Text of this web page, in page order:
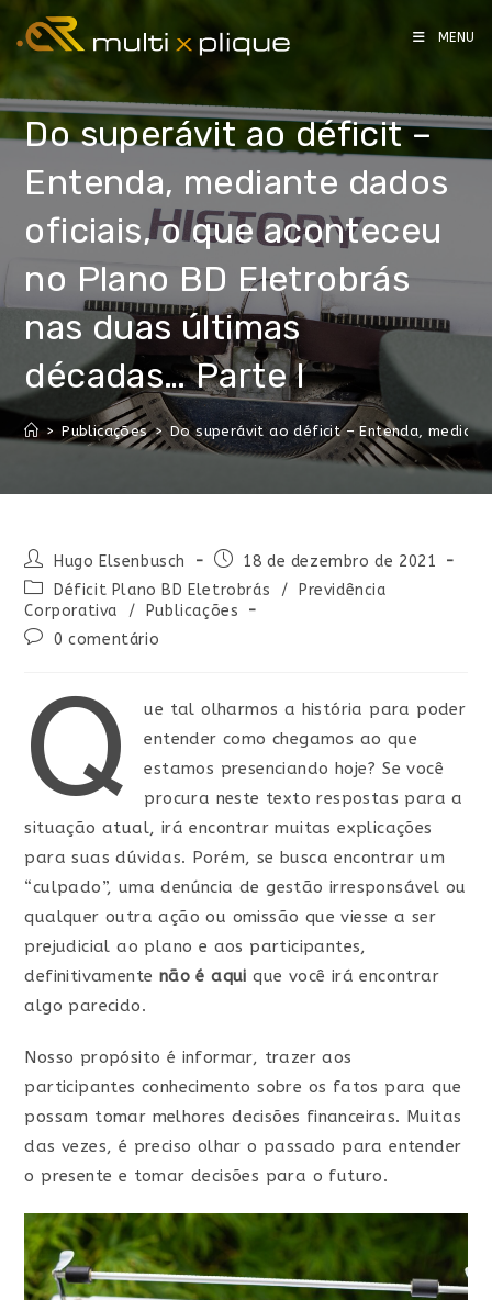
MENU
Do superávit ao déficit –
Entenda, mediante dados
oficiais, o que aconteceu
no Plano BD Eletrobrás
nas duas últimas
décadas… Parte I
> Publicações > Do superávit ao déficit – Entenda,
Hugo Elsenbusch
18 de dezembro de 2021
Déficit Plano BD Eletrobrás
/
Previdência
Corporativa
/
Publicações
0 comentário
Q
ue tal olharmos a história para poder
entender como chegamos ao que
estamos presenciando hoje? Se você
procura neste texto respostas para a
situação atual, irá encontrar muitas explicações
para suas dúvidas. Porém, se busca encontrar um
“culpado”, uma denúncia de gestão irresponsável ou
qualquer outra ação ou omissão que viesse a ser
prejudicial ao plano e aos participantes,
definitivamente não é aqui que você irá encontrar
algo parecido.
Nosso propósito é informar, trazer aos
participantes conhecimento sobre os fatos para que
possam tomar melhores decisões financeiras. Muitas
das vezes, é preciso olhar o passado para entender
o presente e tomar decisões para o futuro.